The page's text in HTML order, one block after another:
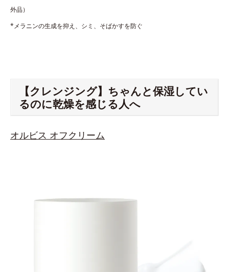
外品）
*メラニンの生成を抑え、シミ、そばかすを防ぐ
【クレンジング】ちゃんと保湿してい
るのに乾燥を感じる人へ
オルビス オフクリーム